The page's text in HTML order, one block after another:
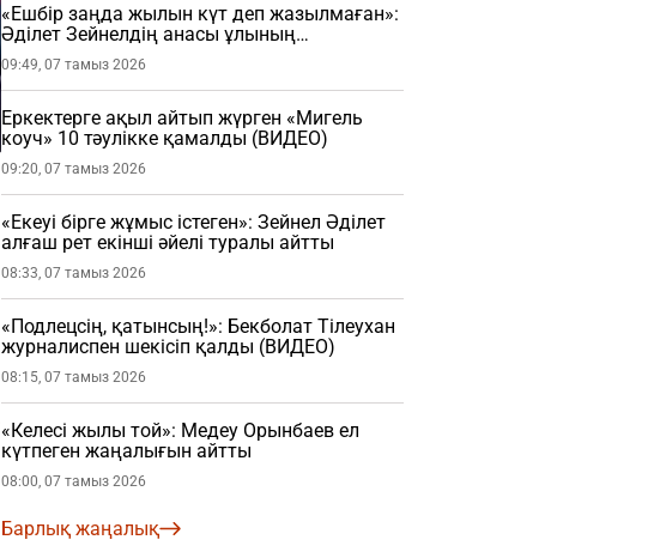
«Ешбір заңда жылын күт деп жазылмаған»:
Әділет Зейнелдің анасы ұлының
үйленгеніне қатысты пікір айтты (ВИДЕО)
09:49, 07 тамыз 2026
Еркектерге ақыл айтып жүрген «Мигель
коуч» 10 тәулікке қамалды (ВИДЕО)
09:20, 07 тамыз 2026
«Екеуі бірге жұмыс істеген»: Зейнел Әділет
алғаш рет екінші әйелі туралы айтты
08:33, 07 тамыз 2026
«Подлецсің, қатынсың!»: Бекболат Тілеухан
журналиспен шекісіп қалды (ВИДЕО)
08:15, 07 тамыз 2026
«Келесі жылы той»: Медеу Орынбаев ел
күтпеген жаңалығын айтты
08:00, 07 тамыз 2026
Барлық жаңалық